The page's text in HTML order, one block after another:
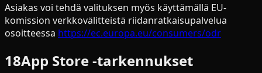
Asiakas voi tehdä valituksen myös käyttämällä EU-
komission verkkovälitteistä riidanratkaisupalvelua
osoitteessa https://ec.europa.eu/consumers/odr
18App Store -tarkennukset